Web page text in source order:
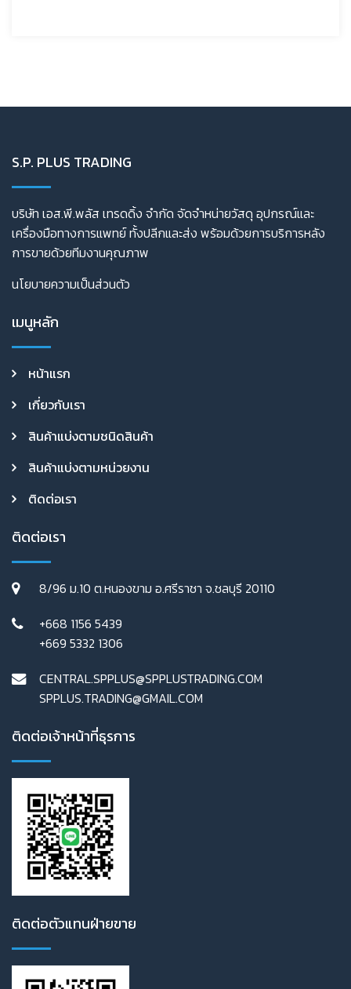
S.P. PLUS TRADING
บริษัท เอส.พี.พลัส เทรดดิ้ง จำกัด จัดจำหน่ายวัสดุ อุปกรณ์และ
เครื่องมือทางการแพทย์ ทั้งปลีกและส่ง พร้อมด้วยการบริการหลัง
การขายด้วยทีมงานคุณภาพ
นโยบายความเป็นส่วนตัว
เมนูหลัก
หน้าแรก
เกี่ยวกับเรา
สินค้าแบ่งตามชนิดสินค้า
สินค้าแบ่งตามหน่วยงาน
ติดต่อเรา
ติดต่อเรา
8/96 ม.10 ต.หนองขาม อ.ศรีราชา จ.ชลบุรี 20110
+668 1156 5439
+669 5332 1306
CENTRAL.SPPLUS@SPPLUSTRADING.COM
SPPLUS.TRADING@GMAIL.COM
ติดต่อเจ้าหน้าที่ธุรการ
ติดต่อตัวแทนฝ่ายขาย